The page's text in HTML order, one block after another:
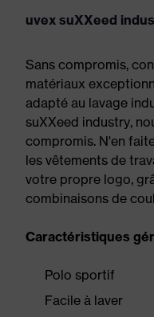
uvex suXXeed
Sans compromis,
matériaux
adapté au lavage
suXXeed industry,
compromis. N'en
les vêtements de
votre propre logo,
combinaisons de
Caractéristiques
Polo sportif
Facile à laver